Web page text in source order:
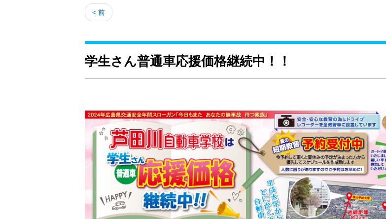
< 前
学生さん普通車応援価格継続中！！